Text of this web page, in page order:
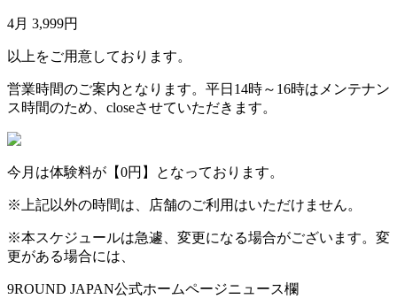
4月 3,999円
以上をご用意しております。
営業時間のご案内となります。平日14時～16時はメンテナン
ス時間のため、closeさせていただきます。
今月は体験料が【0円】となっております。
※上記以外の時間は、店舗のご利用はいただけません。
※本スケジュールは急遽、変更になる場合がございます。変
更がある場合には、
9ROUND JAPAN公式ホームページニュース欄